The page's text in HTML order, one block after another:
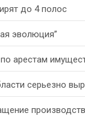
до 4 полос
эволюция”
арестам
серьезно